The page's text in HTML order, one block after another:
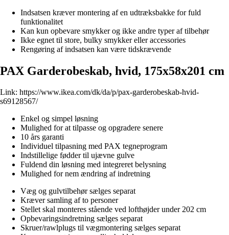
Indsatsen kræver montering af en udtræksbakke for fuld
funktionalitet
Kan kun opbevare smykker og ikke andre typer af tilbehør
Ikke egnet til store, bulky smykker eller accessories
Rengøring af indsatsen kan være tidskrævende
PAX Garderobeskab, hvid, 175x58x201 cm
Link: https://www.ikea.com/dk/da/p/pax-garderobeskab-hvid-
s69128567/
Enkel og simpel løsning
Mulighed for at tilpasse og opgradere senere
10 års garanti
Individuel tilpasning med PAX tegneprogram
Indstillelige fødder til ujævne gulve
Fuldend din løsning med integreret belysning
Mulighed for nem ændring af indretning
Væg og gulvtilbehør sælges separat
Kræver samling af to personer
Stellet skal monteres stående ved lofthøjder under 202 cm
Opbevaringsindretning sælges separat
Skruer/rawlplugs til vægmontering sælges separat